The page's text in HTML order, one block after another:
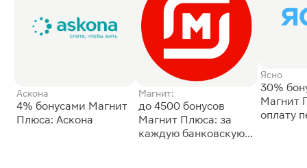
Аскона
4% бонусами Магнит
Плюса: Аскона
Магнит:
до 4500 бонусов
Магнит Плюса: за
каждую банковскую
Ясно
30%
Магнит
оплату